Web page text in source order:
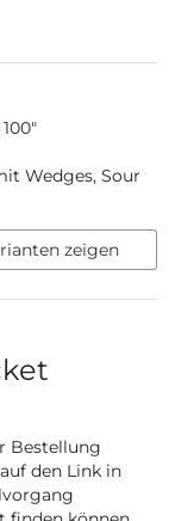
Wedges, Sour
zeigen
Bestellung
den Link in